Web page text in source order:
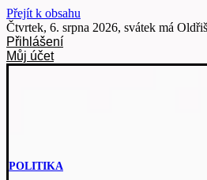
Přejít k obsahu
Čtvrtek, 6. srpna 2026, svátek má
Přihlášení
Můj účet
POLITIKA